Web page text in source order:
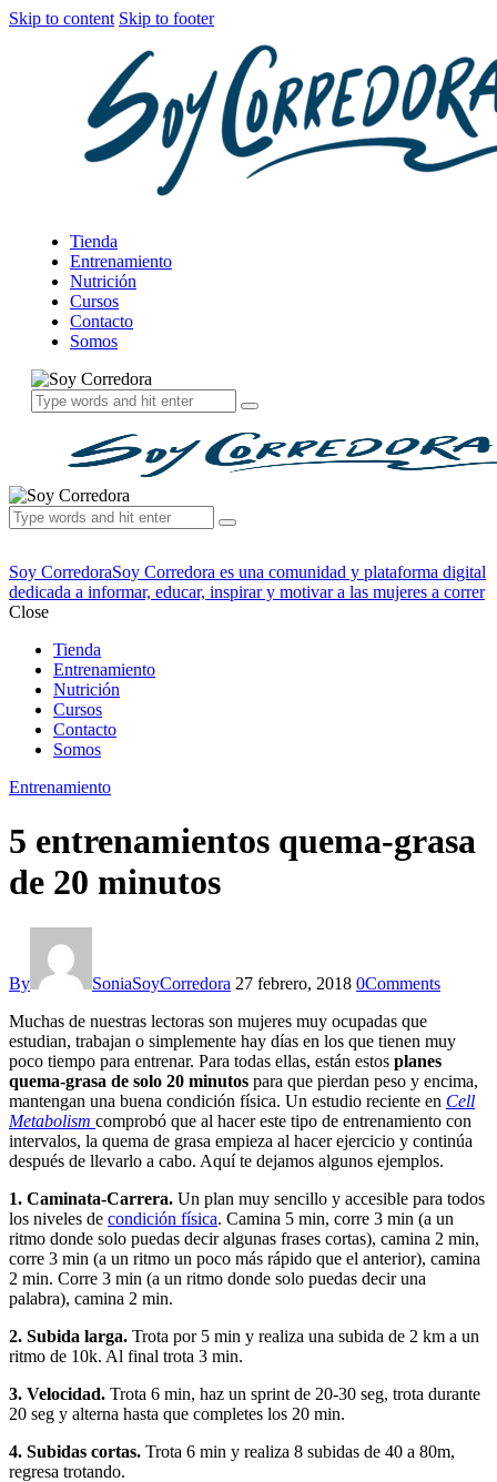
Skip to content Skip to footer
Tienda
Entrenamiento
Nutrición
Cursos
Contacto
Somos
Soy CorredoraSoy Corredora es una comunidad y plataforma digital
dedicada a informar, educar, inspirar y motivar a las mujeres a correr
Close
Tienda
Entrenamiento
Nutrición
Cursos
Contacto
Somos
Entrenamiento
5 entrenamientos quema-grasa
de 20 minutos
By SoniaSoyCorredora 27 febrero, 2018 0Comments
Muchas de nuestras lectoras son mujeres muy ocupadas que
estudian, trabajan o simplemente hay días en los que tienen muy
poco tiempo para entrenar. Para todas ellas, están estos planes
quema-grasa de solo 20 minutos para que pierdan peso y encima,
mantengan una buena condición física. Un estudio reciente en Cell
Metabolism comprobó que al hacer este tipo de entrenamiento con
intervalos, la quema de grasa empieza al hacer ejercicio y continúa
después de llevarlo a cabo. Aquí te dejamos algunos ejemplos.
1. Caminata-Carrera. Un plan muy sencillo y accesible para todos
los niveles de condición física. Camina 5 min, corre 3 min (a un
ritmo donde solo puedas decir algunas frases cortas), camina 2 min,
corre 3 min (a un ritmo un poco más rápido que el anterior), camina
2 min. Corre 3 min (a un ritmo donde solo puedas decir una
palabra), camina 2 min.
2. Subida larga. Trota por 5 min y realiza una subida de 2 km a un
ritmo de 10k. Al final trota 3 min.
3. Velocidad. Trota 6 min, haz un sprint de 20-30 seg, trota durante
20 seg y alterna hasta que completes los 20 min.
4. Subidas cortas. Trota 6 min y realiza 8 subidas de 40 a 80m,
regresa trotando.